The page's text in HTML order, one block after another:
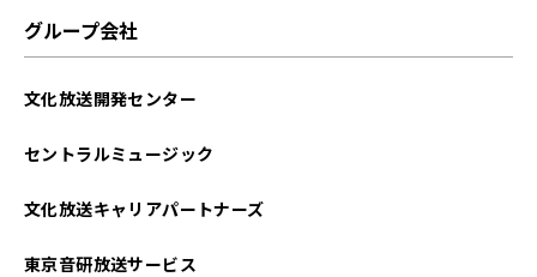
グループ会社
文化放送開発センター
セントラルミュージック
文化放送キャリアパートナーズ
東京音研放送サービス